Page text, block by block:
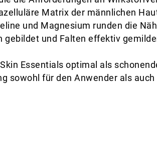
Matrix der männlichen
und Magnesium runden die
gebildet und Falten effektiv
Essentials optimal als
sowohl für den Anwender als